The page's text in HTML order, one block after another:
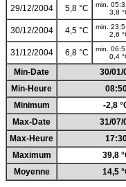
29/12/2004 5,8 °C
min.
3,8
30/12/2004 4,5 °C
min.
2,6
31/12/2004 6,8 °C
min.
0,4
Min-Date
30/01/
Min-Heure
Minimum
-2,8
Max-Date
31/07/
Max-Heure
Maximum
39,8
Moyenne
14,5